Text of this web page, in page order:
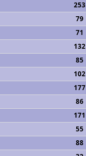
253
79
71
132
85
102
177
86
171
55
88